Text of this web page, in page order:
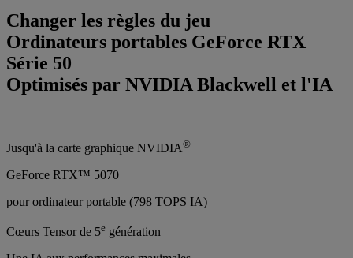
Changer les règles du jeu
Ordinateurs portables GeForce RTX
Série 50
Optimisés par NVIDIA Blackwell et l'IA
Jusqu'à la carte graphique NVIDIA®
GeForce RTX™ 5070
pour ordinateur portable (798 TOPS IA)
Cœurs Tensor de 5e génération